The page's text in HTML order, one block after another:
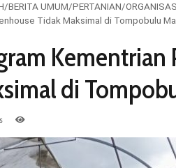
/BERITA UMUM/PERTANIAN/
Tidak Maksimal di Tompobulu
Kementrian
di